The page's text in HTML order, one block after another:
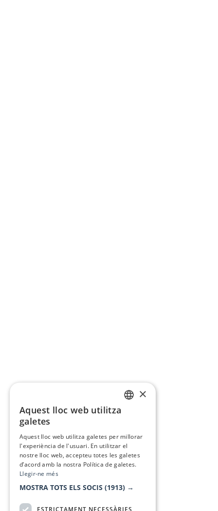
×
Aquest lloc web utilitza
galetes
Aquest lloc web utilitza galetes per millorar
l'experiència de l'usuari. En utilitzar el
nostre lloc web, accepteu totes les galetes
d’acord amb la nostra Política de galetes.
Llegir-ne més
MOSTRA TOTS ELS SOCIS (1913) →
ESTRICTAMENT NECESSÀRIES